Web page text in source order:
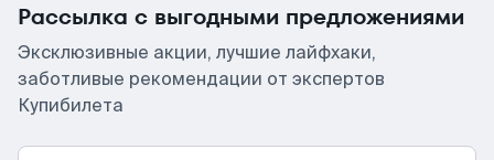
Рассылка с выгодными предложениями
Эксклюзивные акции, лучшие лайфхаки,
заботливые рекомендации от экспертов
Купибилета